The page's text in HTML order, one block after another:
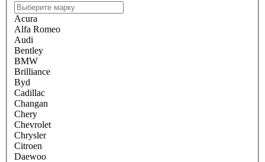
Acura
Alfa Romeo
Audi
Bentley
BMW
Brilliance
Byd
Cadillac
Changan
Chery
Chevrolet
Chrysler
Citroen
Daewoo